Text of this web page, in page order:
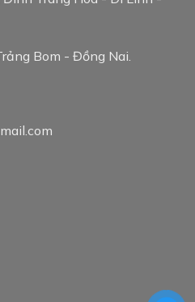
Bom - Đồng Nai.